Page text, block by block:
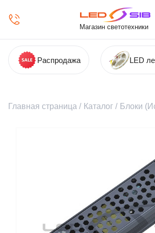
Магазин светотехники
Распродажа LED
Главная страница / Каталог / Блоки